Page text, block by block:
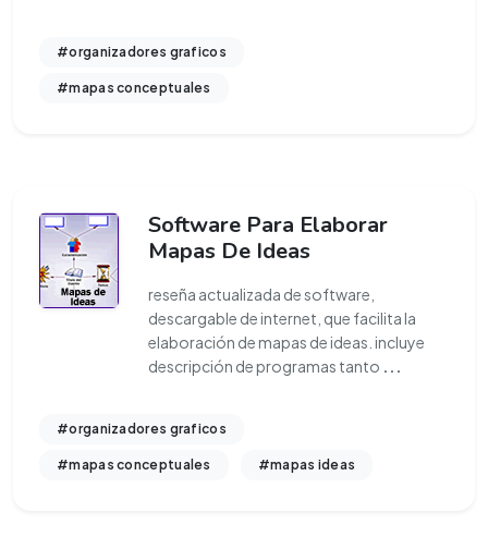
#organizadores graficos
#mapas conceptuales
Software Para Elaborar
Mapas De Ideas
reseña actualizada de software,
descargable de internet, que facilita la
elaboración de mapas de ideas. incluye
descripción de programas tanto ...
#organizadores graficos
#mapas conceptuales #mapas ideas